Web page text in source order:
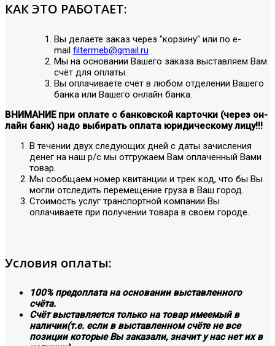
КАК ЭТО РАБОТАЕТ:
Вы делаете заказ через "корзину" или по е-
mail filtermeb@gmail.ru .
Мы на основании Вашего заказа выставляем Вам
счёт для оплаты.
Вы оплачиваете счёт в любом отделении Вашего
банка или Вашего онлайн банка.
ВНИМАНИЕ при оплате с банковской карточки (через он-
лайн банк) надо выбирать оплата юридическому лицу!!!
В течении двух следующих дней с даты зачисления
денег на наш р/с мы отгружаем Вам оплаченный Вами
товар.
Мы сообщаем номер квитанции и трек код, что бы Вы
могли отследить перемещение груза в Ваш город.
Стоимость услуг транспортной компании Вы
оплачиваете при получении товара в своём городе.
Условия оплаты:
100% предоплата на основании выставленного
счёта.
Счёт выставляется только на товар имеемый в
наличии(т.е. если в выставленном счёте не все
позиции которые Вы заказали, значит у нас нет их в